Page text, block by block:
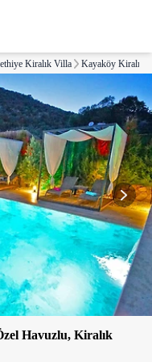
Kiralık Villa Kayaköy Kiralık
Havuzlu, Kiralık